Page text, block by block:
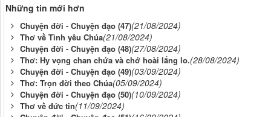
Những tin mới hơn
Chuyện đời - Chuyện đạo (47)(21/08/2024)
Thơ về Tình yêu Chúa(21/08/2024)
Chuyện đời - Chuyện đạo (48)(27/08/2024)
Thơ: Hy vọng chan chứa và chớ hoài lắng lo.(28/08/2024)
Chuyện đời - Chuyện đạo (49)(03/09/2024)
Thơ: Trọn đời theo Chúa(05/09/2024)
Chuyện đời - Chuyện đạo (50)(10/09/2024)
Thơ về đức tin(11/09/2024)